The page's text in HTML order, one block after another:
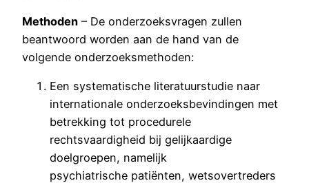
Methoden – De onderzoeksvragen zullen
beantwoord worden aan de hand van de
volgende onderzoeksmethoden:
Een systematische literatuurstudie naar
internationale onderzoeksbevindingen met
betrekking tot procedurele
rechtsvaardigheid bij gelijkaardige
doelgroepen, namelijk
psychiatrische patiënten, wetsovertreders